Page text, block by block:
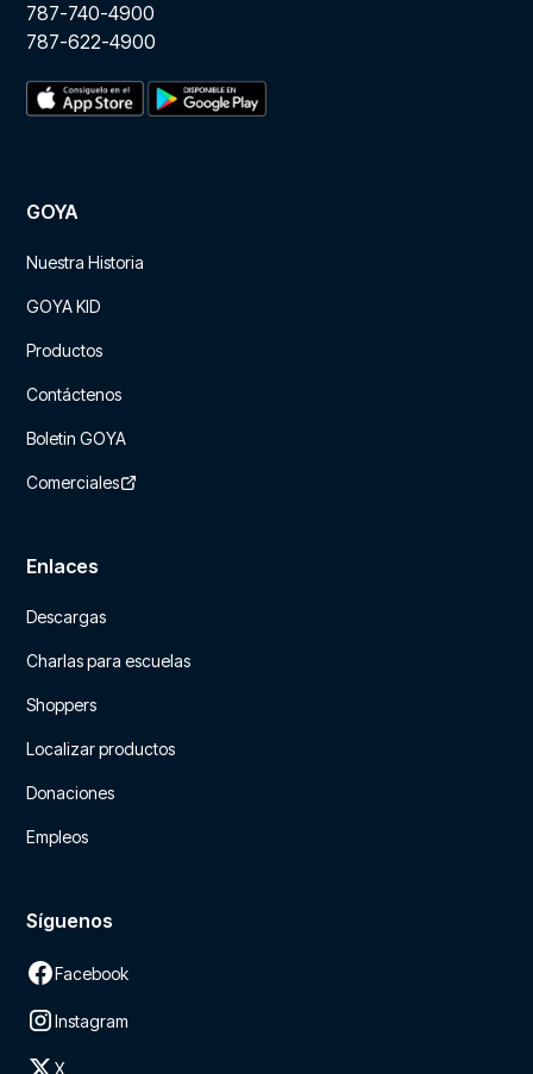
787-740-4900
787-622-4900
GOYA
Nuestra Historia
GOYA KID
Productos
Contáctenos
Boletin GOYA
Comerciales
Enlaces
Descargas
Charlas para escuelas
Shoppers
Localizar productos
Donaciones
Empleos
Síguenos
Facebook
Instagram
X